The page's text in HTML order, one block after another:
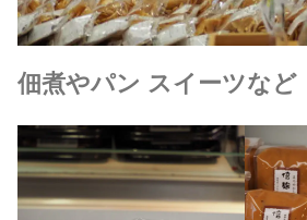
佃煮やパン スイーツなど